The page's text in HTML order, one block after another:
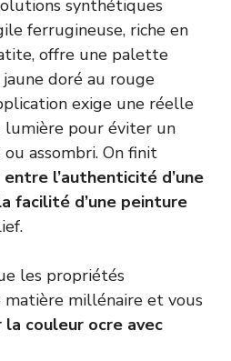
synthétiques
ferrugineuse, riche en
offre une palette
doré au rouge
exige une réelle
lumière pour éviter un
assombri. On finit
l’authenticité d’une
facilité d’une peinture
les propriétés
millénaire et vous
couleur ocre avec